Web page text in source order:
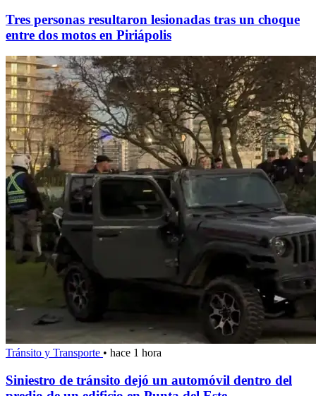
Tres personas resultaron lesionadas tras un choque
entre dos motos en Piriápolis
Tránsito y Transporte • hace 1 hora
Siniestro de tránsito dejó un automóvil dentro del